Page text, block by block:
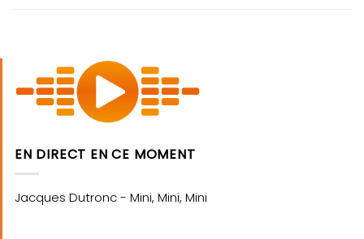
EN DIRECT EN CE MOMENT